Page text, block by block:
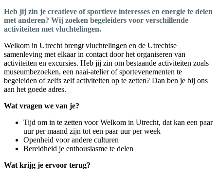
Heb jij zin je creatieve of sportieve interesses en energie te delen
met anderen? Wij zoeken begeleiders voor verschillende
activiteiten met vluchtelingen.
Welkom in Utrecht brengt vluchtelingen en de Utrechtse
samenleving met elkaar in contact door het organiseren van
activiteiten en excursies. Heb jij zin om bestaande activiteiten zoals
museumbezoeken, een naai-atelier of sportevenementen te
begeleiden of zelfs zelf activiteiten op te zetten? Dan ben je bij ons
aan het goede adres.
Wat vragen we van je?
Tijd om in te zetten voor Welkom in Utrecht, dat kan een paar
uur per maand zijn tot een paar uur per week
Openheid voor andere culturen
Bereidheid je enthousiasme te delen
Wat krijg je ervoor terug?